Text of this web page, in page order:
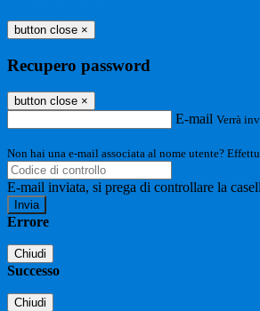
button close ×
Recupero password
button close ×
E-mail Verrà
Non hai una e-mail associata al nome utente?
E-mail inviata, si prega di controllare la
Errore
Chiudi
Successo
Chiudi